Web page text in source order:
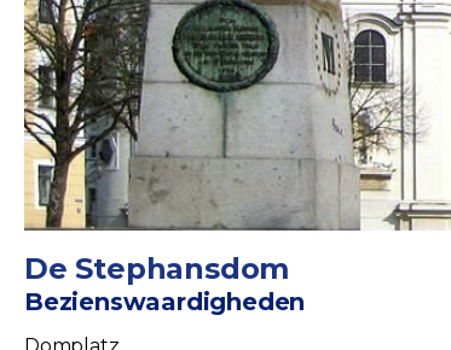
De Stephansdom
Bezienswaardigheden
Domplatz